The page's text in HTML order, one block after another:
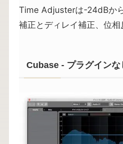
Time Adjusterは-24dBか
補正とディレイ補正、位相
Cubase - プラグインな